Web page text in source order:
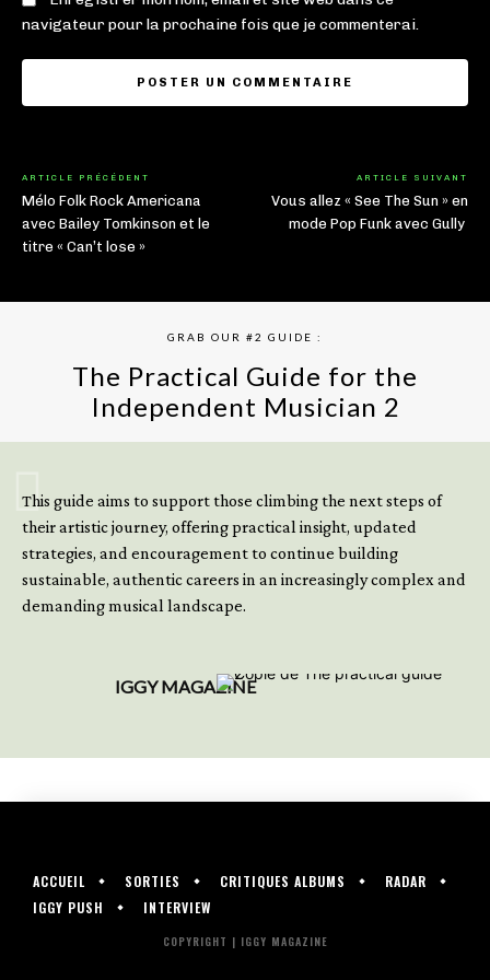
navigateur pour la prochaine fois que je commenterai.
ARTICLE PRÉCÉDENT
Mélo Folk Rock Americana
avec Bailey Tomkinson et le
titre « Can’t lose »
ARTICLE SUIVANT
Vous allez « See The Sun » en
mode Pop Funk avec Gully
GRAB OUR #2 GUIDE :
The Practical Guide for the
Independent Musician 2
This guide aims to support those climbing the next steps of
their artistic journey, offering practical insight, updated
strategies, and encouragement to continue building
sustainable, authentic careers in an increasingly complex and
demanding musical landscape.
IGGY MAGAZINE
ACCUEIL SORTIES CRITIQUES ALBUMS
RADAR
IGGY PUSH
INTERVIEW
COPYRIGHT | IGGY MAGAZINE